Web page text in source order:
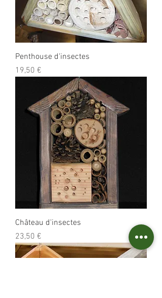
Penthouse d'insectes
Prix
19,50 €
Château d'insectes
Prix
23,50 €